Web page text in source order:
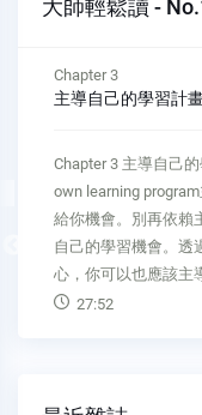
大師輕鬆讀 -
Previous
Chapter 4
像龍蝦一樣 Be
Chapter 4 像龍蝦一
可能會發現許多從不
把成長當作每天的習
好奇、隨時調整。不
擁有韌性，並持續前
10:52